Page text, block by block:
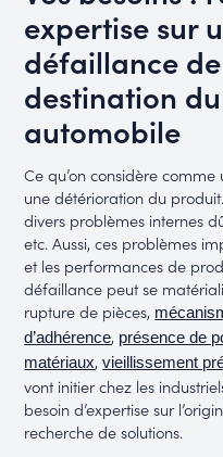
expertise sur
défaillance
destination
automobile
Ce qu’on considère
une détérioration du
divers problèmes internes
etc. Aussi, ces problèmes
et les performances de
défaillance peut se
rupture de pièces,
d’adhérence, présence de
matériaux,vieillissement
vont initier chez les
besoin d’expertise sur
recherche de solutions.